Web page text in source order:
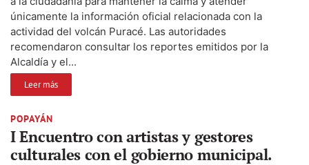
únicamente la información oficial relacionada con la
actividad del volcán Puracé. Las autoridades
recomendaron consultar los reportes emitidos por la
Alcaldía y el...
Leer más
POPAYÁN
I Encuentro con artistas y gestores
culturales con el gobierno municipal.